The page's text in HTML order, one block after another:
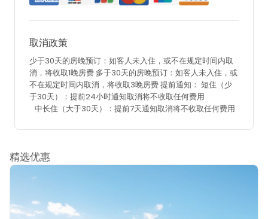
取消政策
少于30天的房晚预订：如客人未入住，或不在规定时间内取
消，将收取1晚房费 多于30天的房晚预订：如客人未入住，或
不在规定时间内取消，将收取3晚房费提前通知： 短住（少
于30天）：提前24小时通知取消将不收取任何费用
中长住（大于30天）：提前7天通知取消将不收取任何费用
精选优惠